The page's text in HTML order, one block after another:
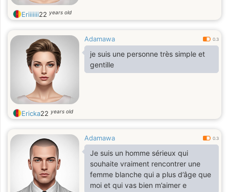
Eriiiiiii22 years old
Adamawa 0.3
je suis une personne très simple et
gentille
Ericka22 years old
Adamawa 0.3
Je suis un homme sérieux qui
souhaite vraiment rencontrer une
femme blanche qui a plus d’âge que
moi et qui vas bien m’aimer e